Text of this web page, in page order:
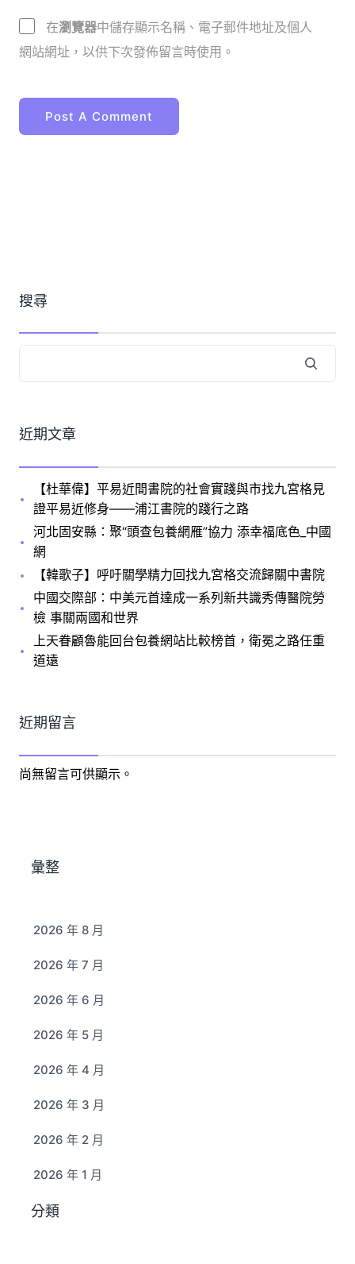
在瀏覽器中儲存顯示名稱、電子郵件地址及個人
網站網址，以供下次發佈留言時使用。
搜尋
近期文章
【杜華偉】平易近間書院的社會實踐與市找九宮格見
證平易近修身——浦江書院的踐行之路
河北固安縣：聚“頭查包養網雁”協力 添幸福底色_中國
網
【韓歌子】呼吁關學精力回找九宮格交流歸關中書院
中國交際部：中美元首達成一系列新共識秀傳醫院勞
檢 事關兩國和世界
上天眷顧魯能回台包養網站比較榜首，衛冕之路任重
道遠
近期留言
尚無留言可供顯示。
彙整
2026 年 8 月
2026 年 7 月
2026 年 6 月
2026 年 5 月
2026 年 4 月
2026 年 3 月
2026 年 2 月
2026 年 1 月
分類